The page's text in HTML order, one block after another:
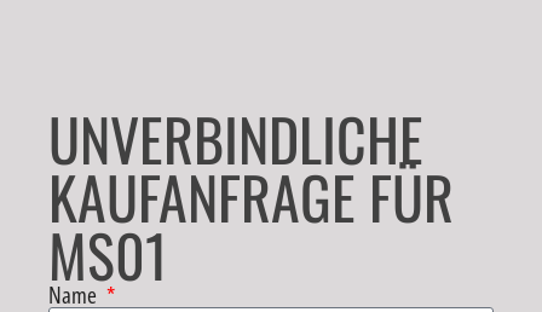
UNVERBINDLICHE
KAUFANFRAGE FÜR
MS01
Name